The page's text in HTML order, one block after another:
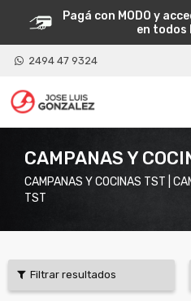
Pagá con MODO y
en
2494 47 9324
CAMPANAS Y
CAMPANAS Y COCINAS TST |
TST
Filtrar resultados